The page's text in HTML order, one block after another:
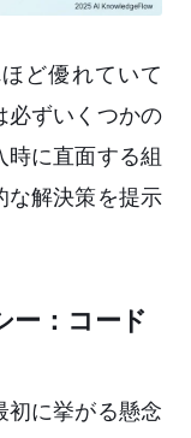
ど優れていて
必ずいくつかの
に直面する組
な解決策を提示
ー：コード
初に挙がる懸念